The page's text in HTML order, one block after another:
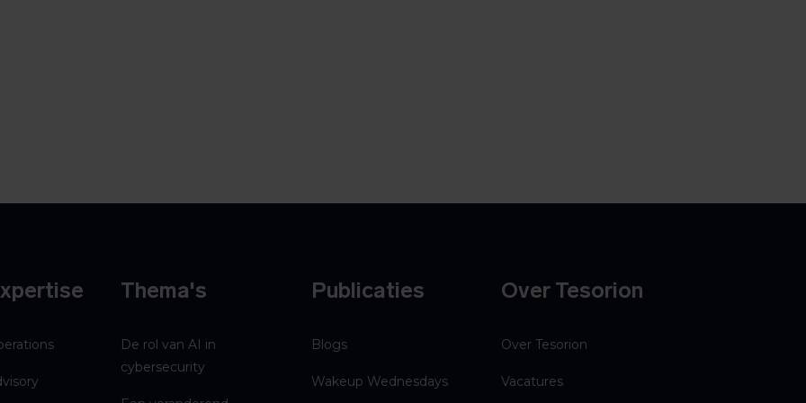
Thema's
De rol van AI in
cybersecurity
Publicaties
Blogs
Wakeup Wednesdays
Over Tesorion
Over Tesorion
Vacatures